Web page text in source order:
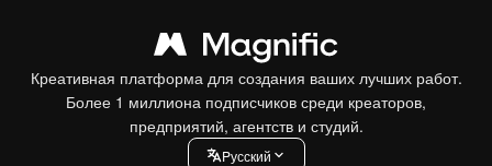
Креативная платформа для создания ваших лучших работ.
Более 1 миллиона подписчиков среди креаторов,
предприятий, агентств и студий.
Pусский